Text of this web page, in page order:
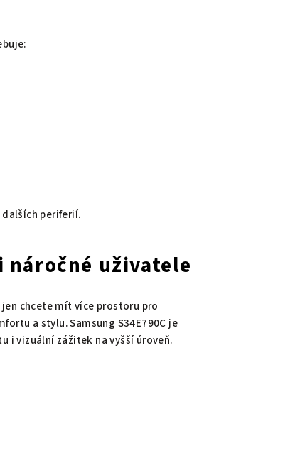
periferií.
uživatele
chcete mít více prostoru pro
a stylu. Samsung S34E790C je
i vizuální zážitek na vyšší úroveň.